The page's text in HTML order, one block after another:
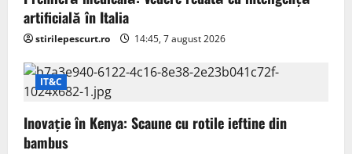
i
o
n
artificială în Italia
stirilepescurt.ro 14:45, 7 august 2026
IT&C
Inovație în Kenya: Scaune cu rotile ieftine din
bambus